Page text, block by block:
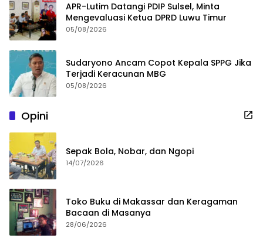
APR-Lutim Datangi PDIP Sulsel, Minta
Mengevaluasi Ketua DPRD Luwu Timur
05/08/2026
Sudaryono Ancam Copot Kepala SPPG Jika
Terjadi Keracunan MBG
05/08/2026
Opini
Sepak Bola, Nobar, dan Ngopi
14/07/2026
Toko Buku di Makassar dan Keragaman
Bacaan di Masanya
28/06/2026